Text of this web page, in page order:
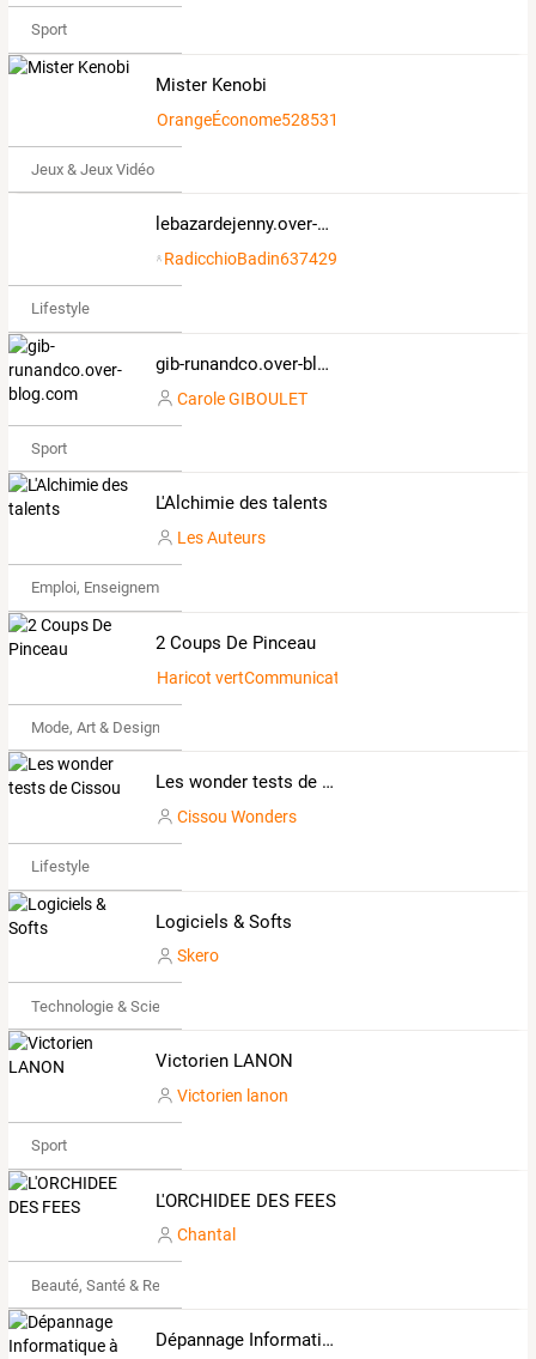
Sport
Mister Kenobi
OrangeÉconome528531
Jeux & Jeux Vidéo
lebazardejenny.over-blog.com
RadicchioBadin637429
Lifestyle
gib-runandco.over-blog.com
Carole GIBOULET
Sport
L'Alchimie des talents
Les Auteurs
Emploi, Enseignement & Etudes
2 Coups De Pinceau
Haricot vertCommunicatif774829
Mode, Art & Design
Les wonder tests de Cissou
Cissou Wonders
Lifestyle
Logiciels & Softs
Skero
Technologie & Science
Victorien LANON
Victorien lanon
Sport
L'ORCHIDEE DES FEES
Chantal
Beauté, Santé & Remise en forme
Dépannage Informatique à domicile 83